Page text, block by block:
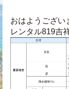
おはようござい
レンタル819吉